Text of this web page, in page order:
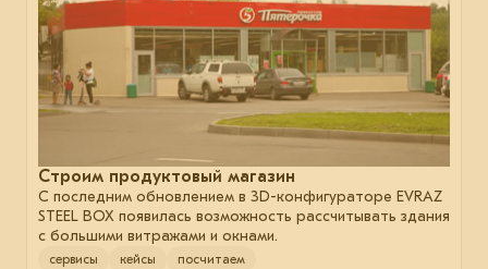
Строим продуктовый магазин
С последним обновлением в 3D-конфигураторе EVRAZ
STEEL BOX появилась возможность рассчитывать здания
с большими витражами и окнами.
сервисы кейсы посчитаем